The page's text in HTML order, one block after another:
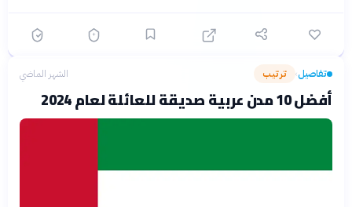
تفاصيل› ترتيب الشهر الماضي
أفضل 10 مدن عربية صديقة للعائلة لعام 2024